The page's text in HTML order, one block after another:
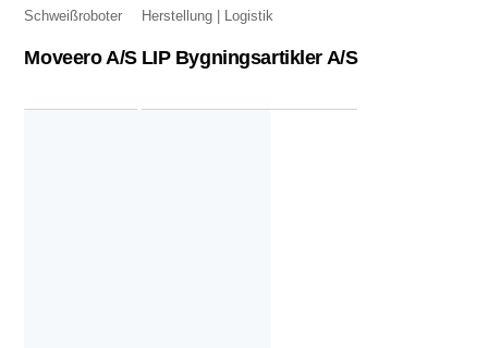
Schweißroboter
Moveero A/S
Herstellung Logistik
LIP Bygningsartikler A/S